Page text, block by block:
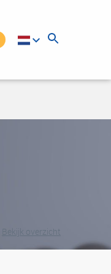
Bekijk overzicht